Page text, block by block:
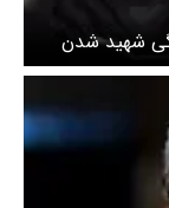
شهید شدن
کرد +